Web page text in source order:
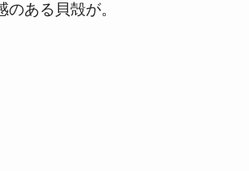
のある貝殻が。